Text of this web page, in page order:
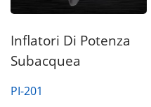
Inflatori Di Potenza
Subacquea
PI-201